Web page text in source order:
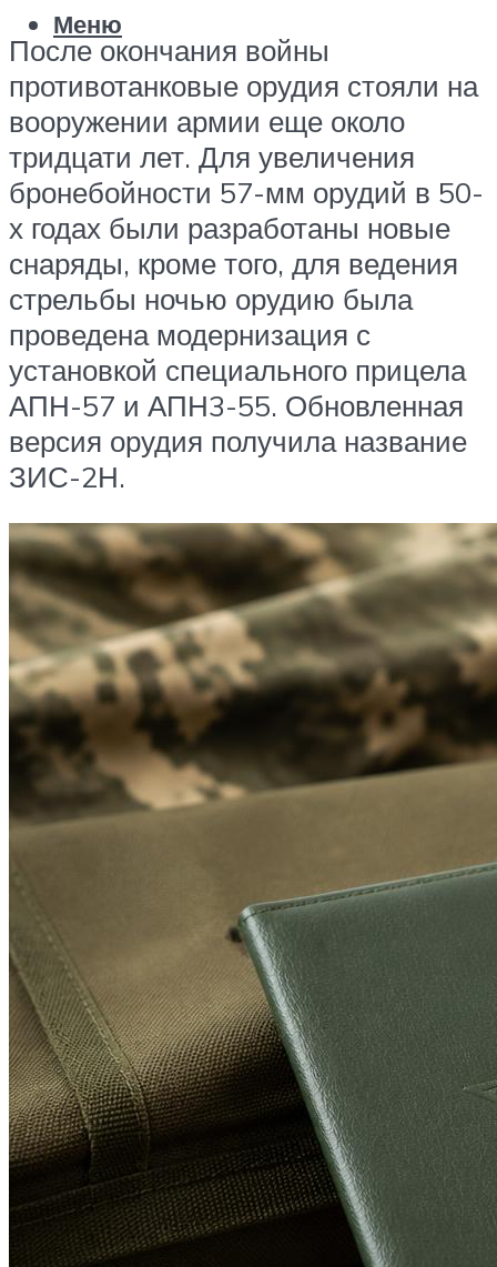
Меню
После окончания войны
противотанковые орудия стояли на
вооружении армии еще около
тридцати лет. Для увеличения
бронебойности 57-мм орудий в 50-
х годах были разработаны новые
снаряды, кроме того, для ведения
стрельбы ночью орудию была
проведена модернизация с
установкой специального прицела
АПН-57 и АПН3-55. Обновленная
версия орудия получила название
ЗИС-2Н.